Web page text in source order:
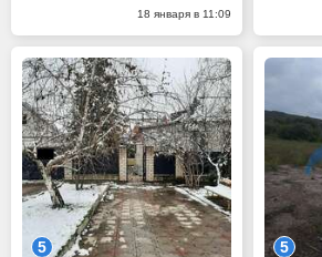
18 января в 11:09
5 5